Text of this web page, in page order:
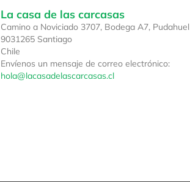
La casa de las carcasas
Camino a Noviciado 3707, Bodega A7, Pudahuel
9031265 Santiago
Chile
Envíenos un mensaje de correo electrónico:
hola@lacasadelascarcasas.cl